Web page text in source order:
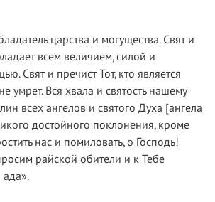
царства и могущества. Свят и
всем величием, силой и
Свят и пречист Тот, кто является
умрет. Вся хвала и святость нашему
всех ангелов и святого Духа [ангела
достойного поклонения, кроме
нас и помиловать, о Господь!
райской обители и к Тебе
ада».